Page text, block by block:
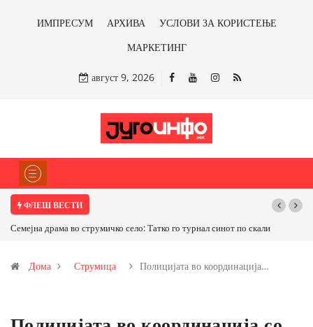
ИМПРЕСУМ АРХИВА
УСЛОВИ ЗА КОРИСТЕЊЕ
МАРКЕТИНГ
август 9, 2026
ФЛЕШ ВЕСТИ
Татко го турнал синот по скалиТРАМП НАРЕДИ ВОЈСКАТА ДА
бакарот од Иловица и со антимонот?
Дома Струмица Полицијата во координација…